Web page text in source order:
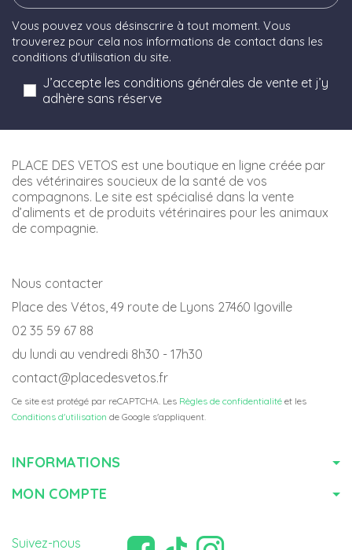
Vous pouvez vous désinscrire à tout moment. Vous
trouverez pour cela nos informations de contact dans les
conditions d'utilisation du site.
J’accepte les conditions générales de vente et j’y
adhère sans réserve
PLACE DES VETOS est une boutique en ligne créée par
des vétérinaires soucieux de la santé de vos
compagnons. Le site est spécialisé dans la vente
d’aliments et de produits vétérinaires pour les animaux
de compagnie.
Nous contacter
Place des Vétos, 49 route de Lyons 27460 Igoville
02 35 59 67 88
du lundi au vendredi 8h30 - 17h30
contact@placedesvetos.fr
Ce site est protégé par reCAPTCHA. Les Règles de confidentialité et les
Conditions d'utilisation de Google s'appliquent.
INFORMATIONS
MON COMPTE
Suivez-nous